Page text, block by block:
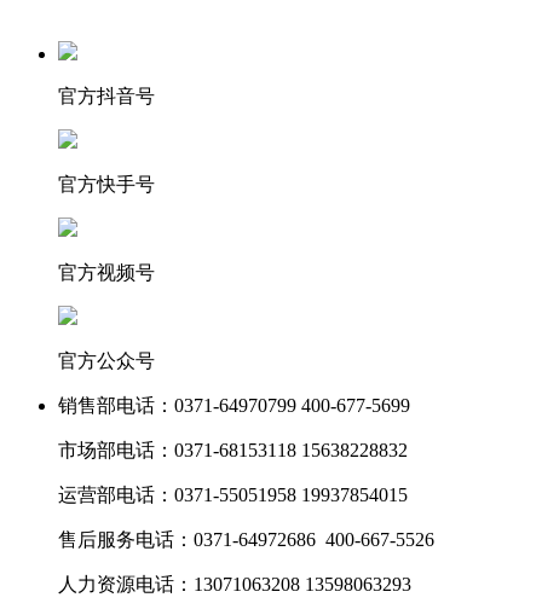
官方抖音号
官方快手号
官方视频号
官方公众号
销售部电话： 0371-64970799 400-677-5699
市场部电话： 0371-68153118 15638228832
运营部电话： 0371-55051958 19937854015
售后服务电话： 0371-64972686 400-667-5526
人力资源电话： 13071063208 13598063293